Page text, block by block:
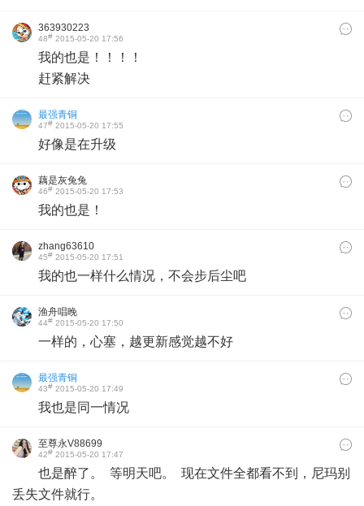
363930223
48# 2015-05-20 17:56
我的也是！！！！
赶紧解决
最强青铜
47# 2015-05-20 17:55
好像是在升级
藕是灰兔兔
46# 2015-05-20 17:53
我的也是！
zhang63610
45# 2015-05-20 17:51
我的也一样什么情况，不会步后尘吧
渔舟唱晚
44# 2015-05-20 17:50
一样的，心塞，越更新感觉越不好
最强青铜
43# 2015-05-20 17:49
我也是同一情况
至尊永V88699
42# 2015-05-20 17:47
也是醉了。 等明天吧。 现在文件全都看不到，尼玛别
丢失文件就行。